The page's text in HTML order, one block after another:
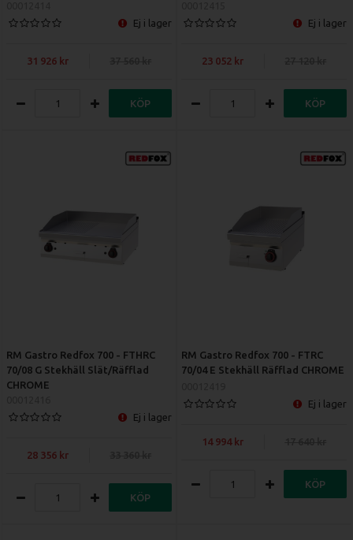
Ej i lager
31 926
KÖP
Ej i lager
23 052
KÖP
RM Gastro Redfox 700 - FTHRC
70/08 G Stekhäll Slät/Räfflad
CHROME
Ej i lager
28 356
KÖP
RM Gastro Redfox 700 - FTRC
70/04 E Stekhäll Räfflad CHROME
Ej i lager
14 994
KÖP